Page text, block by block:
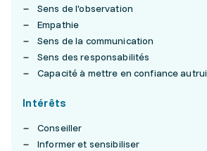
Sens de l'observation
Empathie
Sens de la communication
Sens des responsabilités
Capacité à mettre en confiance autrui
Intérêts
Conseiller
Informer et sensibiliser